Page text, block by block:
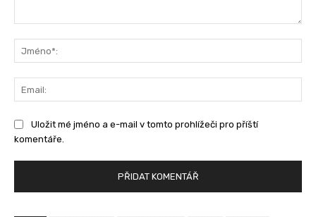
Uložit mé jméno a e-mail v tomto prohlížeči pro příští
komentáře.